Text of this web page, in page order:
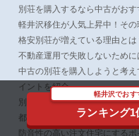
別荘を購入するなら中古がお
軽井沢移住が人気上昇中！その
格安別荘が増えている理由と
不動産運用で失敗しないために
中古の別荘を購入しようと考
イントを紹介
別荘を売却するにはどうしたら
都会から軽井沢へ！引っ越す際
防音性の高い注文住宅にするポ
軽井沢でおす
ランキング1